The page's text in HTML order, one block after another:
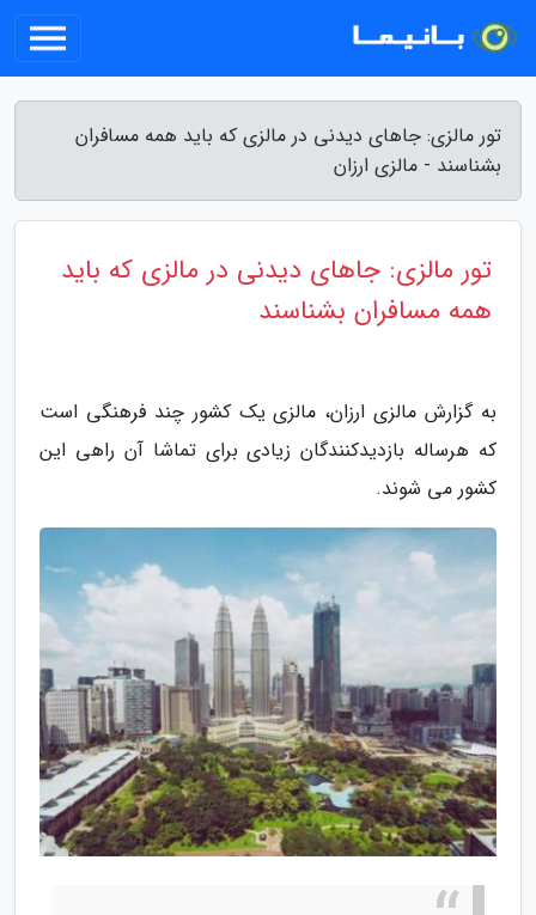
تور مالزی: جاهای دیدنی در مالزی که باید همه مسافران
بشناسند - مالزی ارزان
تور مالزی: جاهای دیدنی در مالزی که باید
همه مسافران بشناسند
به گزارش مالزی ارزان، مالزی یک کشور چند فرهنگی است
که هرساله بازدیدکنندگان زیادی برای تماشا آن راهی این
کشور می شوند.